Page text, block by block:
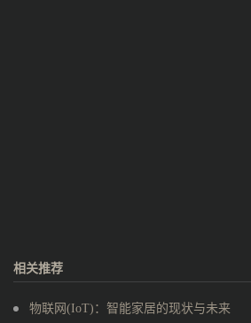
相关推荐
物联网(IoT)：智能家居的现状与未来